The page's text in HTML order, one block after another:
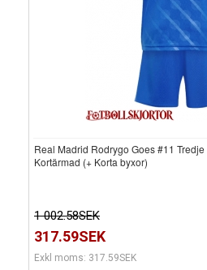
Real Madrid Rodrygo Goes #11
Kortärmad (+ Korta byxor)
1 002.58SEK
317.59SEK
Exkl moms: 317.59SEK